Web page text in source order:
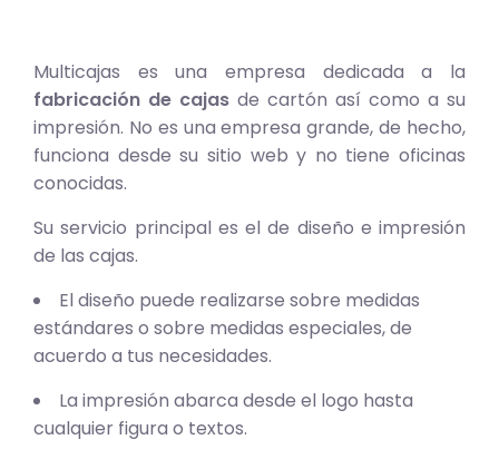
Multicajas es una empresa dedicada a la
fabricación de cajas de cartón así como a su
impresión. No es una empresa grande, de hecho,
funciona desde su sitio web y no tiene oficinas
conocidas.
Su servicio principal es el de diseño e impresión
de las cajas.
El diseño puede realizarse sobre medidas
estándares o sobre medidas especiales, de
acuerdo a tus necesidades.
La impresión abarca desde el logo hasta
cualquier figura o textos.